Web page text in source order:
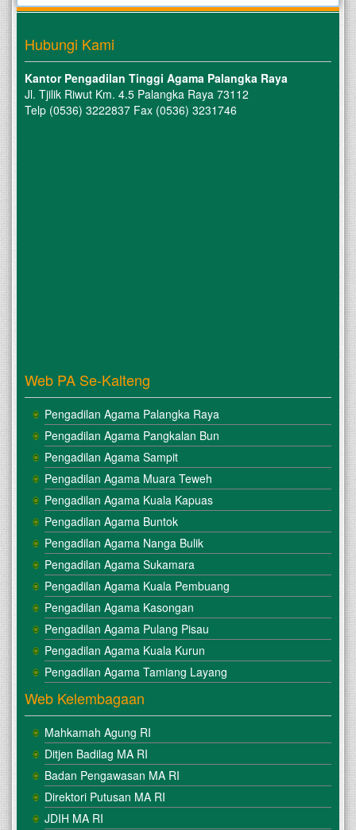
Hubungi Kami
Kantor Pengadilan Tinggi Agama Palangka Raya
Jl. Tjilik Riwut Km. 4.5 Palangka Raya 73112
Telp (0536) 3222837 Fax (0536) 3231746
Web PA Se-Kalteng
Pengadilan Agama Palangka Raya
Pengadilan Agama Pangkalan Bun
Pengadilan Agama Sampit
Pengadilan Agama Muara Teweh
Pengadilan Agama Kuala Kapuas
Pengadilan Agama Buntok
Pengadilan Agama Nanga Bulik
Pengadilan Agama Sukamara
Pengadilan Agama Kuala Pembuang
Pengadilan Agama Kasongan
Pengadilan Agama Pulang Pisau
Pengadilan Agama Kuala Kurun
Pengadilan Agama Tamiang Layang
Web Kelembagaan
Mahkamah Agung RI
Ditjen Badilag MA RI
Badan Pengawasan MA RI
Direktori Putusan MA RI
JDIH MA RI